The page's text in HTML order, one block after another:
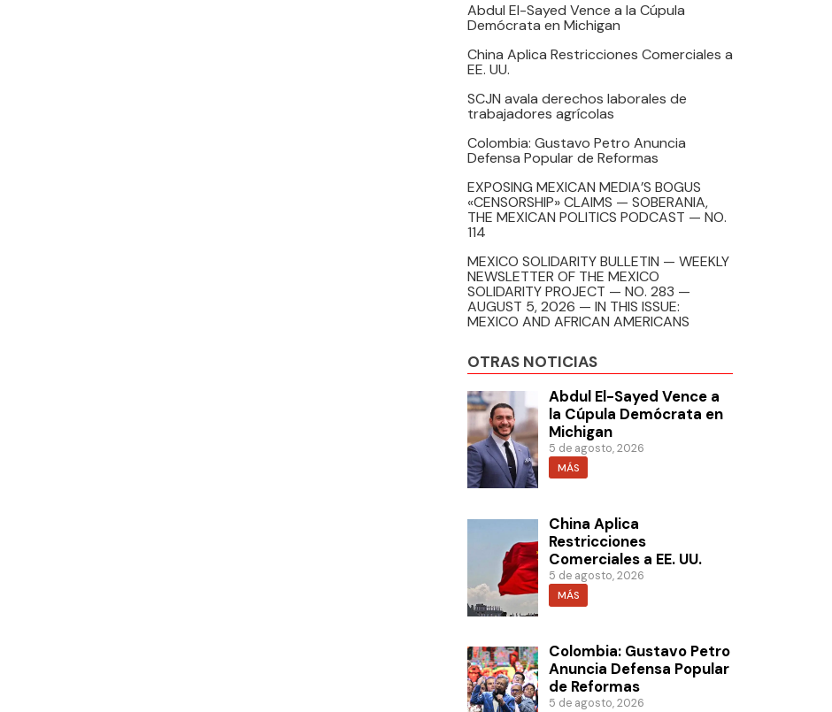
Abdul El-Sayed Vence a la Cúpula
Demócrata en Michigan
China Aplica Restricciones Comerciales a
EE. UU.
SCJN avala derechos laborales de
trabajadores agrícolas
Colombia: Gustavo Petro Anuncia
Defensa Popular de Reformas
EXPOSING MEXICAN MEDIA’S BOGUS
«CENSORSHIP» CLAIMS — SOBERANIA,
THE MEXICAN POLITICS PODCAST — NO.
114
MEXICO SOLIDARITY BULLETIN — WEEKLY
NEWSLETTER OF THE MEXICO
SOLIDARITY PROJECT — NO. 283 —
AUGUST 5, 2026 — IN THIS ISSUE:
MEXICO AND AFRICAN AMERICANS
OTRAS NOTICIAS
Abdul El-Sayed Vence a
la Cúpula Demócrata en
Michigan
5 de agosto, 2026
MÁS
China Aplica
Restricciones
Comerciales a EE. UU.
5 de agosto, 2026
MÁS
Colombia: Gustavo Petro
Anuncia Defensa Popular
de Reformas
5 de agosto, 2026